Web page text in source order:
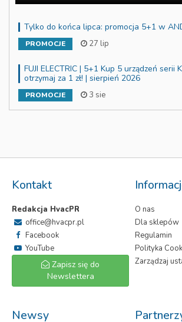
Tylko do końca lipca: promocja 5+1 w
PROMOCJE 27 lip
FUJI ELECTRIC | 5+1 Kup 5 urządzeń serii
otrzymaj za 1 zł! | sierpień 2026
PROMOCJE 3 sie
Kontakt
Redakcja HvacPR
office@hvacpr.pl
Facebook
YouTube
Zapisz się do
Newslettera
O nas
Dla sklepów
Regulamin
Polityka
Zarządzaj
Newsy